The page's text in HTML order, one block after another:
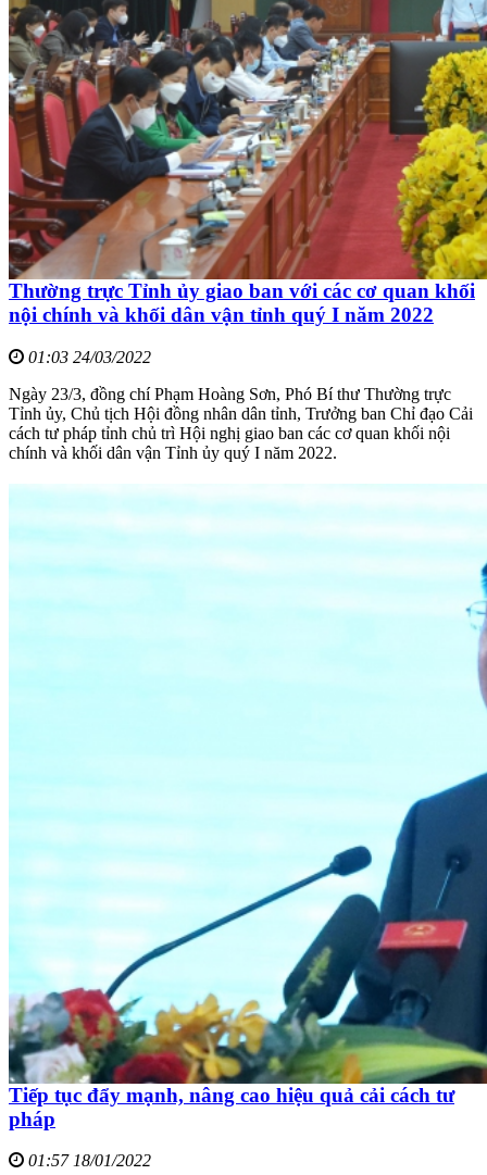
Thường trực Tỉnh ủy giao ban với các cơ quan khối
nội chính và khối dân vận tỉnh quý I năm 2022
01:03 24/03/2022
Ngày 23/3, đồng chí Phạm Hoàng Sơn, Phó Bí thư Thường trực
Tỉnh ủy, Chủ tịch Hội đồng nhân dân tỉnh, Trưởng ban Chỉ đạo Cải
cách tư pháp tỉnh chủ trì Hội nghị giao ban các cơ quan khối nội
chính và khối dân vận Tỉnh ủy quý I năm 2022.
Tiếp tục đẩy mạnh, nâng cao hiệu quả cải cách tư
pháp
01:57 18/01/2022